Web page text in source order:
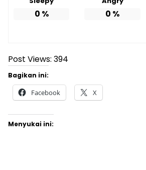
0 % 0 %
Post Views: 394
Bagikan ini:
Facebook X
Menyukai ini: